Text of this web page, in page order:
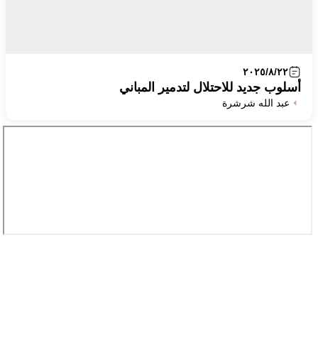
٢٠٢٥/٨/٢٢
أسلوب جديد للاحتلال لتدمير المباني
عبد الله شرشرة